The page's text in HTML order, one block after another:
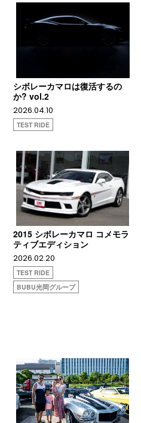
シボレーカマロは復活するの
か? vol.2
2026.04.10
TEST RIDE
2015 シボレーカマロ コメモラ
ティブエディション
2026.02.20
TEST RIDE
BUBU光岡グループ